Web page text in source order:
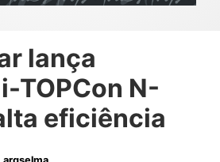
lança
TOPCon N-
eficiência